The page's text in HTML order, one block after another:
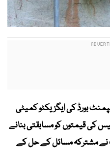
بورڈ کی ایگزیکٹو کمیٹی
کی قیمتوں کو مسابقتی بنانے
نے مشترکہ مسائل کے حل کے